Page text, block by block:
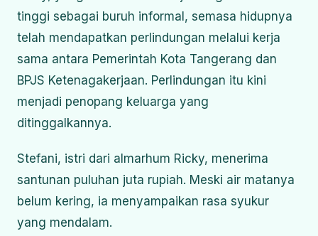
tinggi sebagai buruh informal, semasa hidupnya
telah mendapatkan perlindungan melalui kerja
sama antara Pemerintah Kota Tangerang dan
BPJS Ketenagakerjaan. Perlindungan itu kini
menjadi penopang keluarga yang
ditinggalkannya.
Stefani, istri dari almarhum Ricky, menerima
santunan puluhan juta rupiah. Meski air matanya
belum kering, ia menyampaikan rasa syukur
yang mendalam.